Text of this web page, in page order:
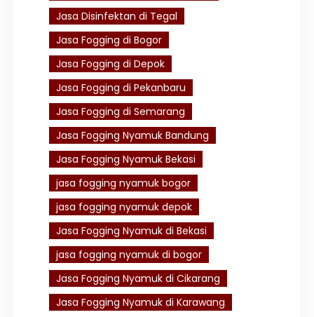
Jasa Disinfektan di Tegal
Jasa Fogging di Bogor
Jasa Fogging di Depok
Jasa Fogging di Pekanbaru
Jasa Fogging di Semarang
Jasa Fogging Nyamuk Bandung
Jasa Fogging Nyamuk Bekasi
jasa fogging nyamuk bogor
jasa fogging nyamuk depok
Jasa Fogging Nyamuk di Bekasi
jasa fogging nyamuk di bogor
Jasa Fogging Nyamuk di Cikarang
Jasa Fogging Nyamuk di Karawang